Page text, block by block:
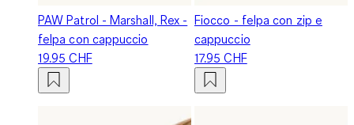
PAW Patrol - Marshall, Rex -
felpa con cappuccio
19.95 CHF
Fiocco - felpa con zip e
cappuccio
17.95 CHF